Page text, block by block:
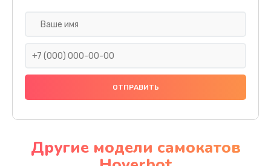
Другие модели самокатов